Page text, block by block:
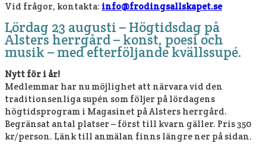
Vid frågor, kontakta: info@frodingsallskapet.se
Lördag 23 augusti – Högtidsdag på
Alsters herrgård – konst, poesi och
musik – med efterföljande kvällssupé.
Nytt för i år!
Medlemmar har nu möjlighet att närvara vid den
traditionsenliga supén som följer på lördagens
högtidsprogram i Magasinet på Alsters herrgård.
Begränsat antal platser – först till kvarn gäller. Pris 350
kr/person. Länk till anmälan finns längre ner på sidan.